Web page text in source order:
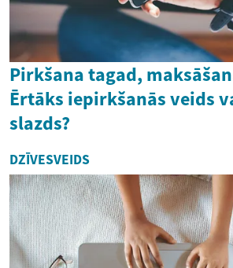
Pirkšana tagad,
Ērtāks iepirkšanās veids
slazds?
DZĪVESVEIDS